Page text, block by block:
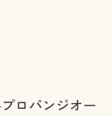
ロパンジオー